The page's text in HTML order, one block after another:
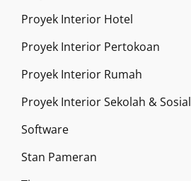
Proyek Interior Hotel
Proyek Interior Pertokoan
Proyek Interior Rumah
Proyek Interior Sekolah & Sosial
Software
Stan Pameran